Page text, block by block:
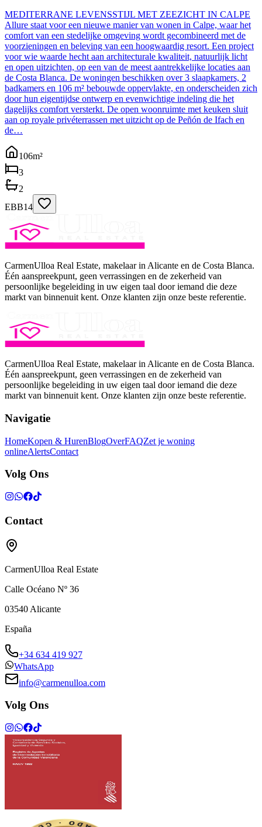
MEDITERRANE LEVENSSTIJL MET ZEEZICHT IN CALPE
Allure staat voor een nieuwe manier van wonen in Calpe, waar het
comfort van een stedelijke omgeving wordt gecombineerd met de
voorzieningen en beleving van een hoogwaardig resort. Een project
voor wie waarde hecht aan architecturale kwaliteit, natuurlijk licht
en open uitzichten, op een van de meest aantrekkelijke locaties aan
de Costa Blanca. De woningen beschikken over 3 slaapkamers, 2
badkamers en 106 m² bebouwde oppervlakte, en onderscheiden zich
door hun eigentijdse ontwerp en evenwichtige indeling die het
dagelijks comfort versterkt. De open woonruimte met keuken sluit
aan op royale privéterrassen met uitzicht op de Peñón de Ifach en
de…
106m²
3
2
EBB14
CarmenUlloa Real Estate, makelaar in Alicante en de Costa Blanca.
Één aanspreekpunt, geen verrassingen en de zekerheid van
persoonlijke begeleiding in uw eigen taal door iemand die deze
markt van binnenuit kent. Onze klanten zijn onze beste referentie.
CarmenUlloa Real Estate, makelaar in Alicante en de Costa Blanca.
Één aanspreekpunt, geen verrassingen en de zekerheid van
persoonlijke begeleiding in uw eigen taal door iemand die deze
markt van binnenuit kent. Onze klanten zijn onze beste referentie.
Navigatie
HomeKopen & HurenBlogOverFAQZet je woning
onlineAlertsContact
Volg Ons
Contact
CarmenUlloa Real Estate
Calle Océano Nº 36
03540 Alicante
España
+34 634 419 927
WhatsApp
info@carmenulloa.com
Volg Ons